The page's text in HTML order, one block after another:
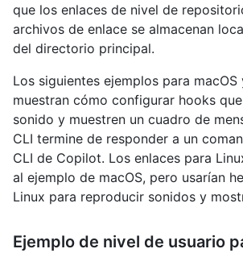
que los enlaces de nivel de
archivos de enlace se almacenan
del directorio principal.
Los siguientes ejemplos para macOS
muestran cómo configurar hooks
sonido y muestren un cuadro de
CLI termine de responder a un
CLI de Copilot. Los enlaces para
al ejemplo de macOS, pero usarían
Linux para reproducir sonidos y
Ejemplo de nivel de usuario